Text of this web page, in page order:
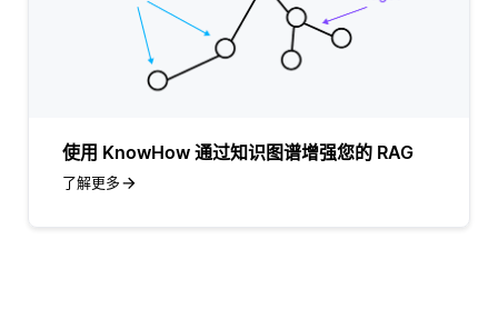
使用 KnowHow 通过知识图谱增强您的 RAG
了解更多